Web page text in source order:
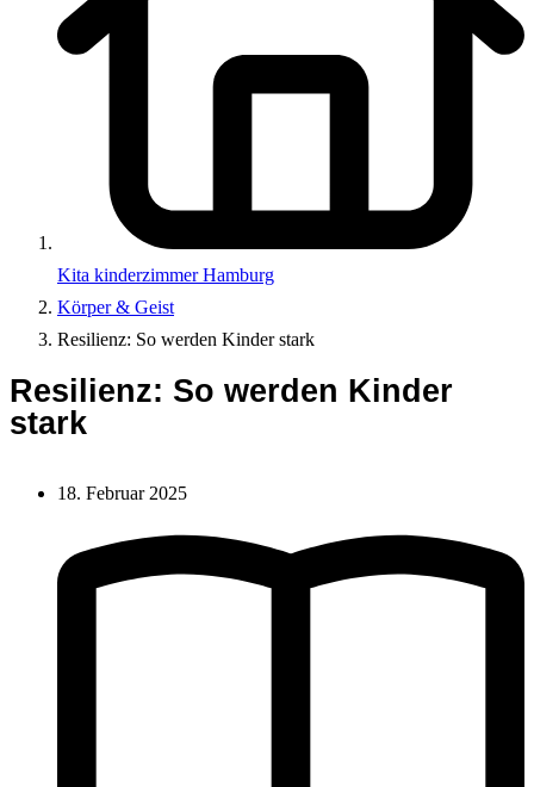
Kita kinderzimmer Hamburg
Körper & Geist
Resilienz: So werden Kinder stark
Resilienz: So werden Kinder
stark
18. Februar 2025